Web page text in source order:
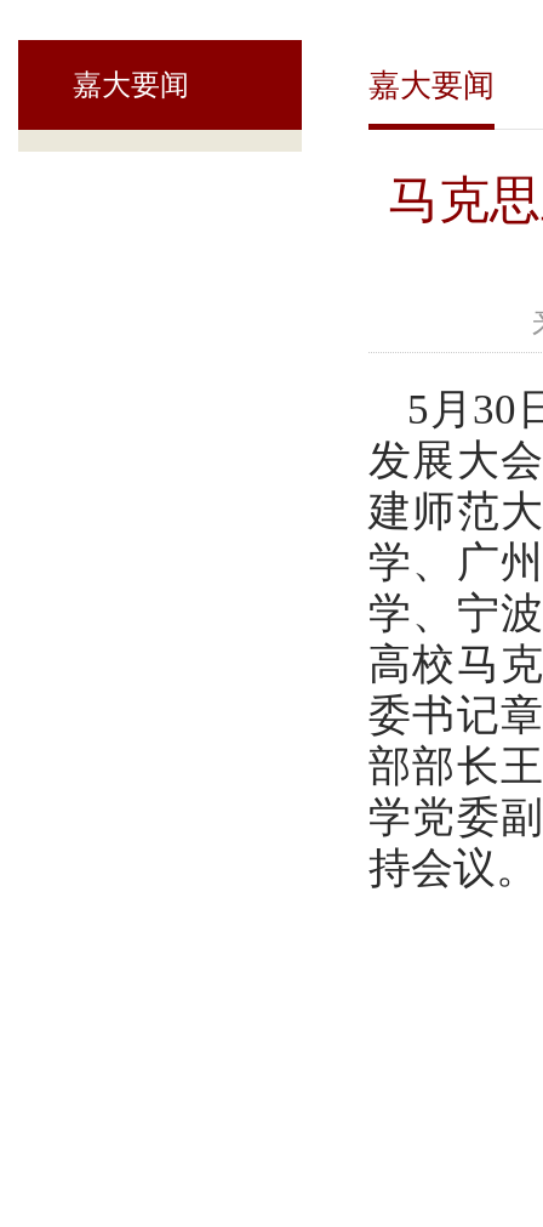
嘉大要闻 嘉大要闻
马克
5月30
发展大
建师范
学、广
学、宁
高校马
委书记
部部长
学党委
持会议。